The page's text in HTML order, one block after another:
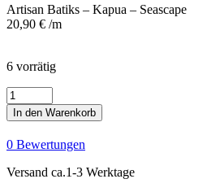
Artisan Batiks – Kapua – Seascape
20,90 € /m
6 vorrätig
Artisan
Batiks
-
Kapua
-
Surf
Menge
In den Warenkorb
0 Bewertungen
Versand ca.1-3 Werktage